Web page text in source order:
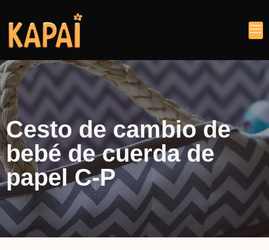
Cesto de cambio de
bebé de cuerda de
papel C-P